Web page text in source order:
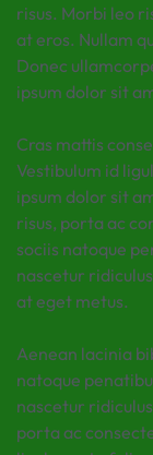
risus. Morbi leo
at eros. Nullam
Donec
ipsum dolor sit
Cras mattis
Vestibulum id
ipsum dolor sit
risus, porta ac
sociis natoque
nascetur
at eget metus.
Aenean lacinia
natoque
nascetur
porta ac